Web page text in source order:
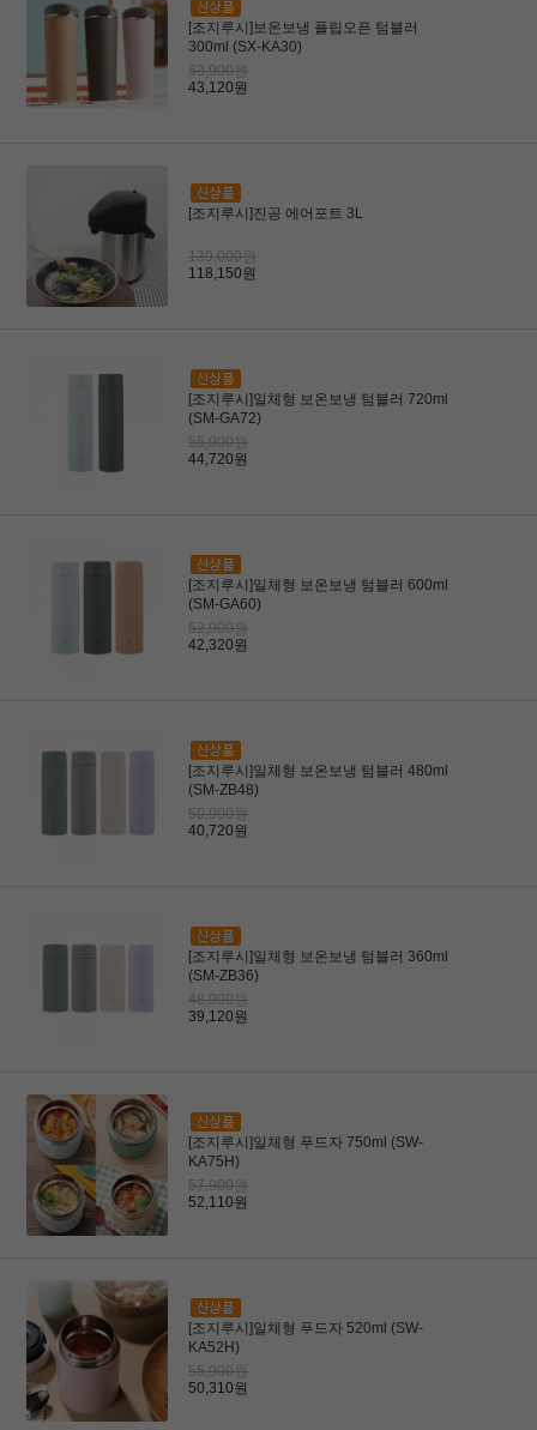
[조지루시]보온보냉 플립오픈 텀블러
300ml (SX-KA30)
53,900원
43,120원
[조지루시]진공 에어포트 3L
139,000원
118,150원
[조지루시]일체형 보온보냉 텀블러 720ml
(SM-GA72)
55,900원
44,720원
[조지루시]일체형 보온보냉 텀블러 600ml
(SM-GA60)
52,900원
42,320원
[조지루시]일체형 보온보냉 텀블러 480ml
(SM-ZB48)
50,900원
40,720원
[조지루시]일체형 보온보냉 텀블러 360ml
(SM-ZB36)
48,900원
39,120원
[조지루시]일체형 푸드자 750ml (SW-
KA75H)
57,900원
52,110원
[조지루시]일체형 푸드자 520ml (SW-
KA52H)
55,900원
50,310원